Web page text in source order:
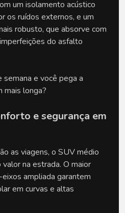
um isolamento acústico
os ruídos externos, e um
robusto, que absorve com
do asfalto
semana e você pega a
mais longa?
e segurança em
as viagens, o SUV médio
na estrada. O maior
ampliada garantem
em curvas e altas